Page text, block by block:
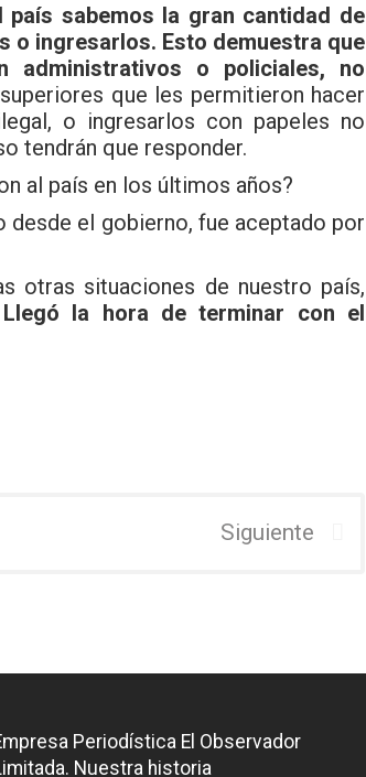
sabemos la gran cantidad de
o ingresarlos. Esto demuestra que
administrativos o policiales, no
que les permitieron hacer
o ingresarlos con papeles no
tendrán que responder.
al país en los últimos años?
desde el gobierno, fue aceptado por
otras situaciones de nuestro país,
Llegó la hora de terminar con el
Siguiente
Periodística El Observador
Nuestra historia